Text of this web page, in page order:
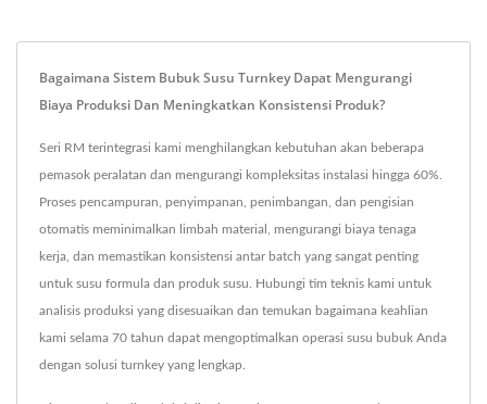
Bagaimana Sistem Bubuk Susu Turnkey Dapat Mengurangi
Biaya Produksi Dan Meningkatkan Konsistensi Produk?
Seri RM terintegrasi kami menghilangkan kebutuhan akan beberapa
pemasok peralatan dan mengurangi kompleksitas instalasi hingga 60%.
Proses pencampuran, penyimpanan, penimbangan, dan pengisian
otomatis meminimalkan limbah material, mengurangi biaya tenaga
kerja, dan memastikan konsistensi antar batch yang sangat penting
untuk susu formula dan produk susu. Hubungi tim teknis kami untuk
analisis produksi yang disesuaikan dan temukan bagaimana keahlian
kami selama 70 tahun dapat mengoptimalkan operasi susu bubuk Anda
dengan solusi turnkey yang lengkap.